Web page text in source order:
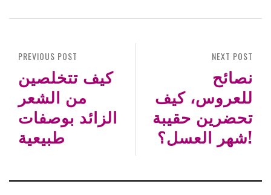
NEXT POST
نصائح
للعروس، كيف
تحضرين حقيبة
شهر العسل؟!
PREVIOUS POST
كيف تتخلصين
من الشعر
الزائد بوصفات
طبيعية